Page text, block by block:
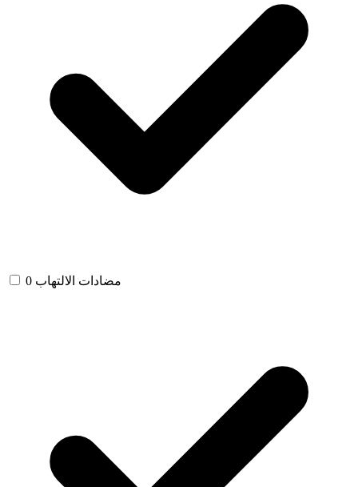
مضادات الالتهاب 0